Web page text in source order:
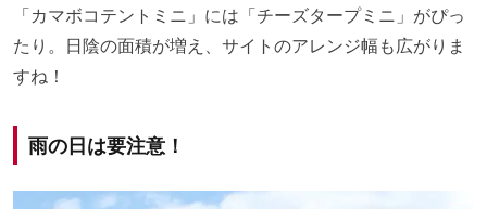
「カマボコテントミニ」には「チーズタープミニ」がぴっ
たり。日陰の面積が増え、サイトのアレンジ幅も広がりま
すね！
雨の日は要注意！